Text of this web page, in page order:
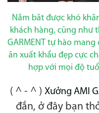
Nắm băt được khó
khách hàng, cũng như
GARMENT tự hào
ăn xuất khẩu đẹp cực
hợp với mọi độ
( ^ - ^ ) Xưởng AMI
đắn, ở đây bạn